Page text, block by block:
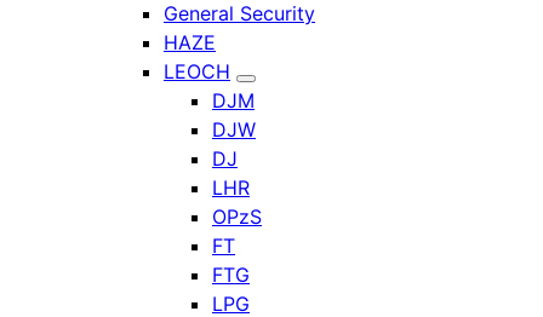
General Security
HAZE
LEOCH
DJM
DJW
DJ
LHR
OPzS
FT
FTG
LPG